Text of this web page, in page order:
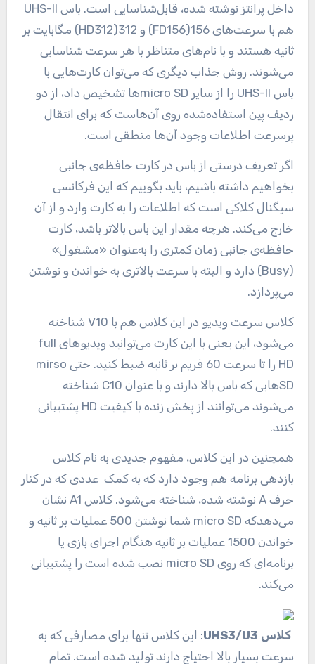
داخل پرانتز نوشته ‌شده، قابل‌شناسایی است. باس UHS-II
هم با سرعت‌های 156(FD156) و 312(HD312) مگابایت بر
ثانیه هستند و با نام‌های متناظر با هر سرعت شناسایی
می‌شوند. روش جذاب دیگری که می‌توان کارت‌هایی با
باس UHS-II را از سایر micro SDها تشخیص داد، از دو
ردیف پین استفاده‌شده روی آن‌هاست که برای انتقال
پرسرعت اطلاعات وجود آن‌ها منطقی است.
اگر تعریف درستی از باس در کارت حافظه‌ی جانبی
بخواهیم داشته باشیم، باید بگوییم که این فرکانسی
سیگنال کلاکی است که اطلاعات را به کارت وارد و از آن
خارج می‌کند. هرچه مقدار این باس بالاتر باشد، کارت
حافظه‌ی جانبی زمان کمتری را به‌عنوان «مشغول»
(Busy) دارد و البته با سرعت بالاتری به خواندن و نوشتن
می‌پردازد.
کلاس سرعت ویدیو در این کلاس هم با V10 شناخته
می‌شود، این یعنی با این کارت می‌توانید ویدیو‌های full
HD را تا سرعت 60 فریم بر ثانیه ضبط کنید. حتی mirso
SDهایی که باس بالا دارند و با عنوان C10 شناخته
می‌شوند می‌توانند از پخش زنده با کیفیت HD پشتیبانی
کنند.
همچنین در این کلاس، مفهوم جدیدی به نام کلاس
بازدهی برنامه هم وجود دارد که به کمک عددی که در کنار
حرف A نوشته‌ شده، شناخته می‌شود. کلاس A1 نشان
می‌دهدکه micro SD شما نوشتن 500 عملیات بر ثانیه و
خواندن 1500 عملیات بر ثانیه هنگام اجرای بازی یا
برنامه‌ای که روی micro SD نصب شده است را پشتیبانی
می‌کند.
کلاس UHS3/U3
: این کلاس تنها برای مصارفی که به
سرعت بسیار بالا احتیاج دارند تولید شده است. تمام